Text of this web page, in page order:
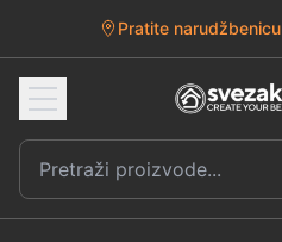
Pratite narudžbenicu